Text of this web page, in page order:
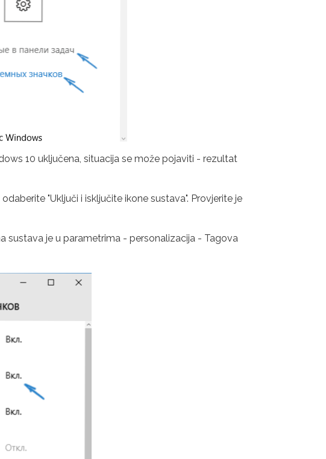
10 uključena, situacija se može pojaviti - rezultat
"Uključi i isključite ikone sustava". Provjerite je
sustava je u parametrima - personalizacija - Tagova